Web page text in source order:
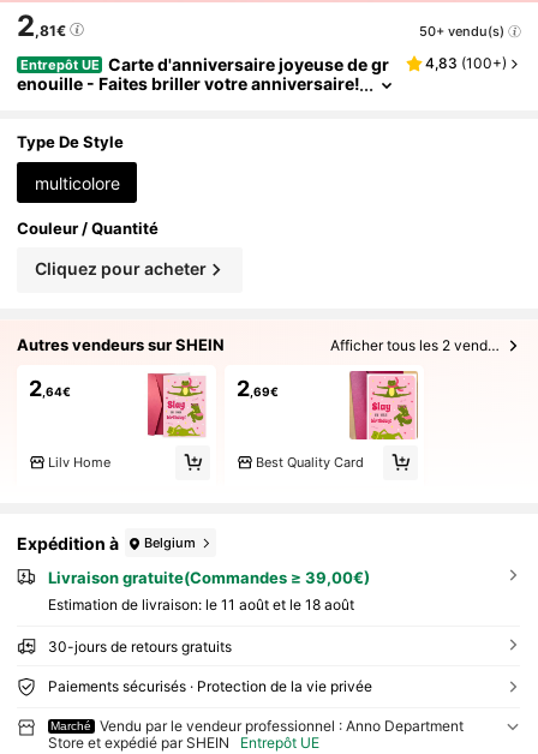
2,81€ 50+ vendu(s)
Entrepôt UE Carte d'anniversaire joyeuse de gr
enouille - Faites briller votre anniversaire!
eilleurs amis, les petites amies et les collègue
s, enveloppe et carte plus épaisses et plus gra
ndes
4,83 (100+)
Type De Style
multicolore
Couleur / Quantité
Cliquez pour acheter
Autres vendeurs sur SHEIN Afficher tous les 2 vendeurs
2,64€
Lilv Home
2,69€
Best Quality Card
Expédition à Belgium
Livraison gratuite(Commandes ≥ 39,00€)
Estimation de livraison: le 11 août et le 18 août
30-jours de retours gratuits
Paiements sécurisés · Protection de la vie privée
Marché
Vendu par le vendeur professionnel : Anno Department
Store et expédié par SHEIN
Entrepôt UE